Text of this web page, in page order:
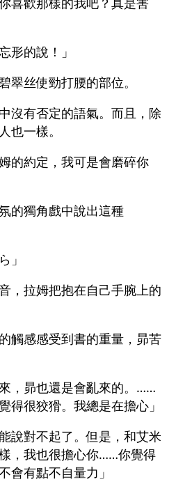
形的說！」
翠丝使勁打腰的部位。
沒有否定的語氣。而且，除
也一樣。
的約定，我可是會磨碎你
的獨角戲中說出這種
」
，拉姆把抱在自己手腕上的
觸感感受到書的重量，昴苦
，昴也還是會亂來的。……
得很狡猾。我總是在擔心」
說對不起了。但是，和艾米
，我也很擔心你……你覺得
會有點不自量力」